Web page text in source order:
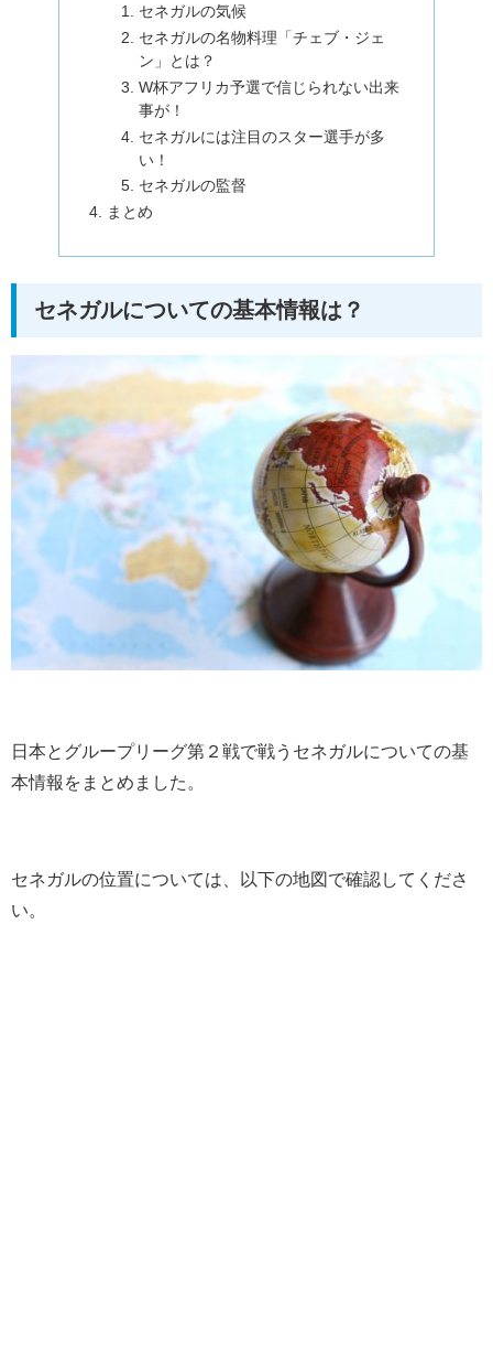
セネガルの気候
セネガルの名物料理「チェブ・ジェ
ン」とは？
W杯アフリカ予選で信じられない出来
事が！
セネガルには注目のスター選手が多
い！
セネガルの監督
まとめ
セネガルについての基本情報は？
日本とグループリーグ第２戦で戦うセネガルについての基
本情報をまとめました。
セネガルの位置については、以下の地図で確認してくださ
い。